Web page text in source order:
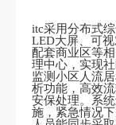
itc采用分布式
LED大屏、可
配套商业区等
理中心，实现
监测小区人流
析功能，高效
安保处理。系
施，紧急情况